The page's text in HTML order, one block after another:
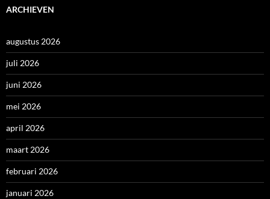
ARCHIEVEN
augustus 2026
juli 2026
juni 2026
mei 2026
april 2026
maart 2026
februari 2026
januari 2026